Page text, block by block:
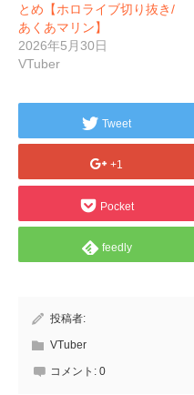
とめ【ホロライブ切り抜き/
あくあマリン】
2026年5月30日
VTuber
Tweet
+1
Pocket
feedly
投稿者:
VTuber
コメント: 0